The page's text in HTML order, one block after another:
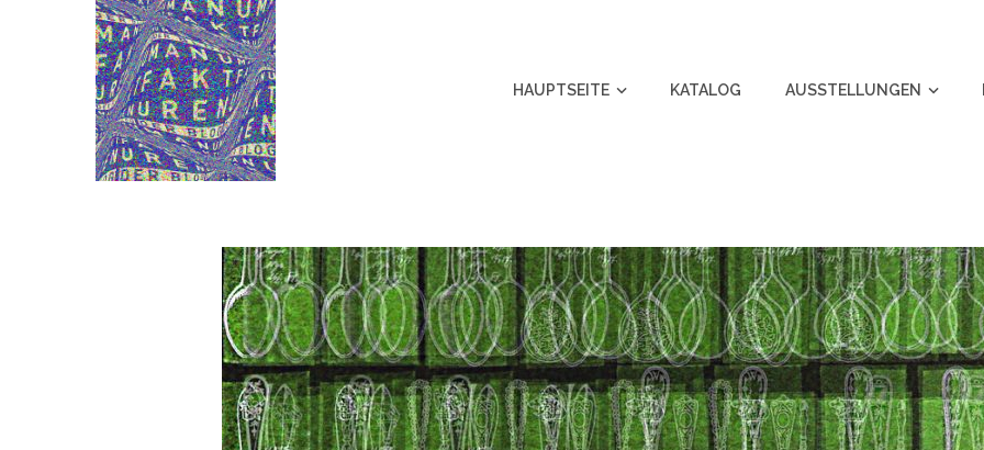
HAUPTSEITE KATALOG AUSSTELLUNGEN